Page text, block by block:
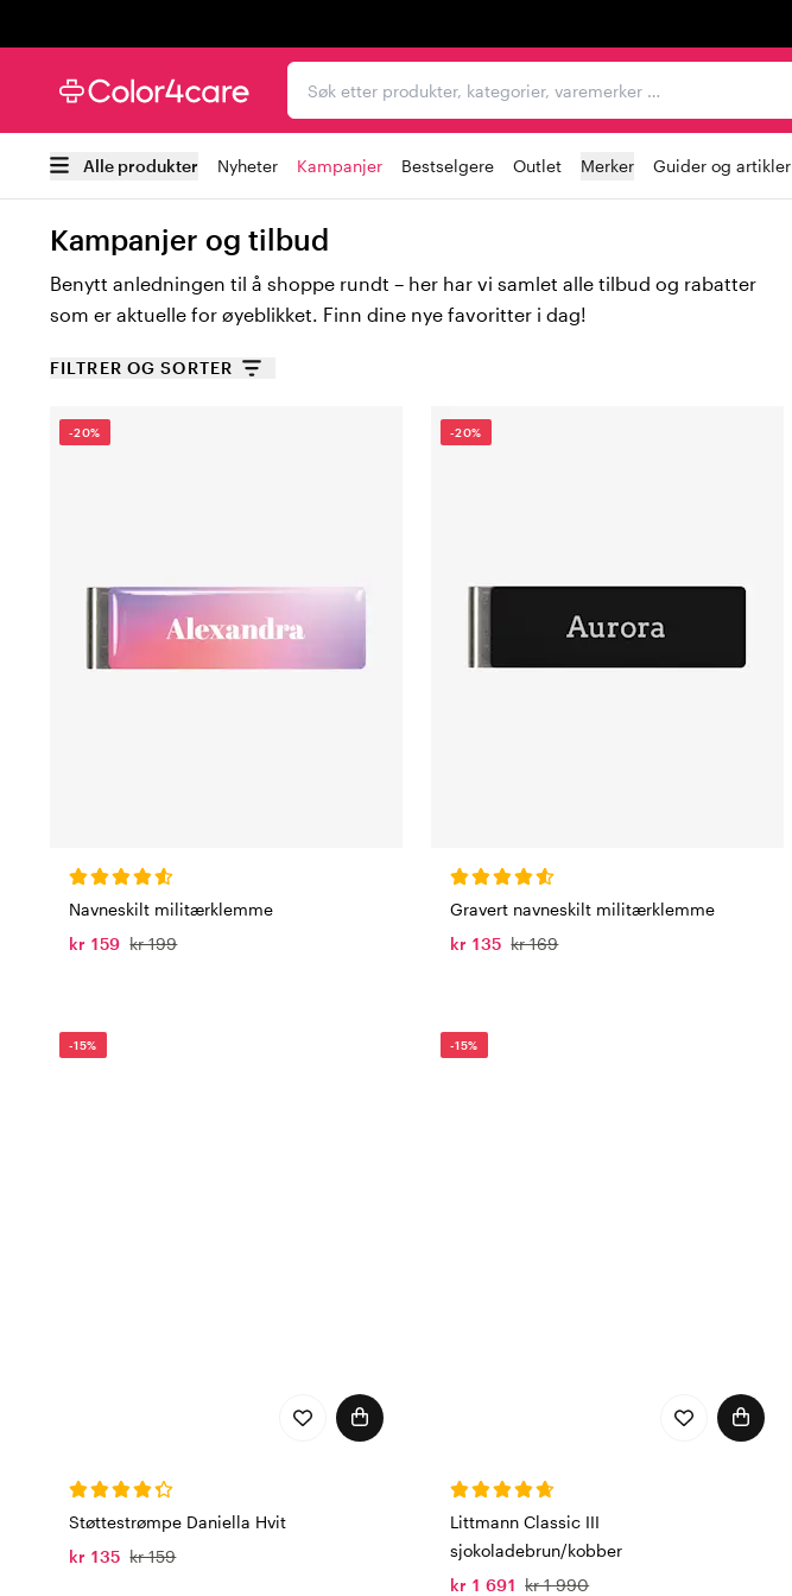
Søk etter produkter, kategorier, varemerker …
Alle produkter Nyheter Kampanjer Bestselgere Outlet Merker Guider og artikler
Kampanjer og tilbud
Benytt anledningen til å shoppe rundt – her har vi samlet alle tilbud og rabatter
som er aktuelle for øyeblikket. Finn dine nye favoritter i dag!
FILTRER OG SORTER
-20%
Navneskilt militærklemme
kr 159 kr 199
-20%
Gravert navneskilt militærklemme
kr 135 kr 169
-15%
Støttestrømpe Daniella Hvit
kr 135 kr 159
-15%
Littmann Classic III
sjokoladebrun/kobber
kr 1 691 kr 1 990